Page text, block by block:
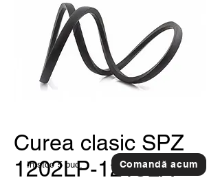
Curea clasic SPZ
1202LP-1215LA
Comandă acum
In stoc 5 buc.